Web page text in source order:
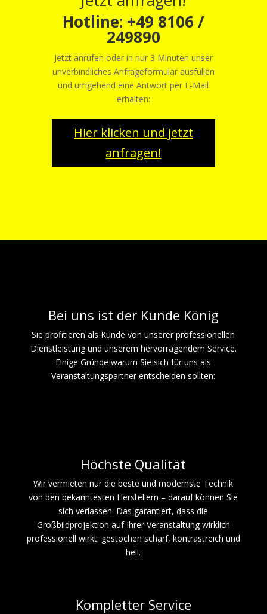
Hotline: +49 8106 /
249890
Jetzt anrufen oder in nur 3 Minuten unser
unverbindliches Anfrageformular ausfüllen
und umgehend eine Antwort per E-Mail
erhalten:
Hier klicken und jetzt
anfragen!
Bei uns ist der Kunde König
Sie profitieren als Kunde von unserer professionellen
Dienstleistung und unserem hervorragendem Service.
Einige Gründe warum Sie sich für uns als
Veranstaltungspartner entscheiden sollten:
Höchste Qualität
Wir vermieten nur die beste und modernste Technik
von den bekanntesten Herstellern – darauf können Sie
sich verlassen. Das garantiert, dass die
Großbildprojektion auf Ihrer Veranstaltung wirklich
professionell wirkt: gestochen scharf, kontrastreich und
hell.
Kompletter Service